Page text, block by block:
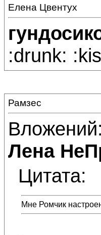
Елена Цвентух
:drunk:
Рамзес
Лена
Цитата:
Мне Ромчик